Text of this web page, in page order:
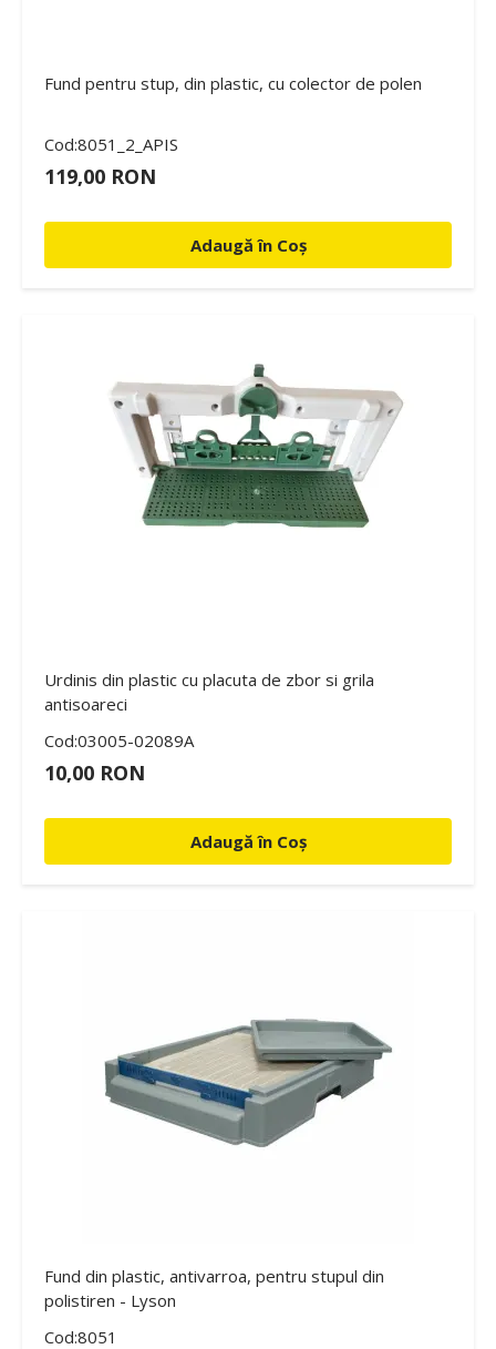
Fund pentru stup, din plastic, cu colector de polen
Cod:8051_2_APIS
119,00 RON
Adaugă în Coș
Urdinis din plastic cu placuta de zbor si grila
antisoareci
Cod:03005-02089A
10,00 RON
Adaugă în Coș
Fund din plastic, antivarroa, pentru stupul din
polistiren - Lyson
Cod:8051